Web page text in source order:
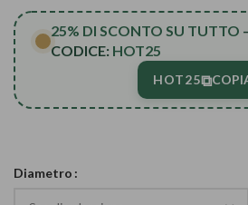
290,00 €
a
25% DI SCONTO SU TUTTO
CODICE: HOT25
HOT25⧉
Diametro